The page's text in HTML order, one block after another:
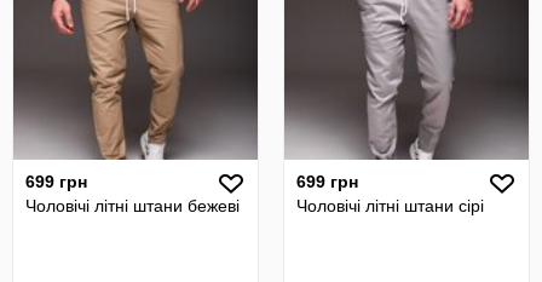
699 грн
Чоловічі літні штани бежеві
699 грн
Чоловічі літні штани сірі